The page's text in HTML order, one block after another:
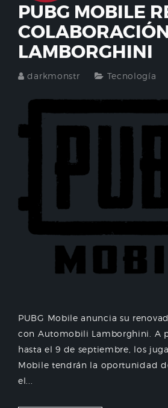
PUBG MOBILE
LAMBORGHINI
darkmonstr Tecnología
PUBG Mobile anuncia su
con Automobili Lamborghini. A
hasta el 9 de septiembre, los
Mobile tendrán la oportunidad
el...